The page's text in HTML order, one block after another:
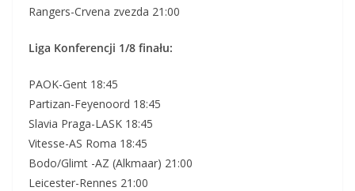
Rangers-Crvena zvezda 21:00
Liga Konferencji 1/8 finału:
PAOK-Gent 18:45
Partizan-Feyenoord 18:45
Slavia Praga-LASK 18:45
Vitesse-AS Roma 18:45
Bodo/Glimt -AZ (Alkmaar) 21:00
Leicester-Rennes 21:00